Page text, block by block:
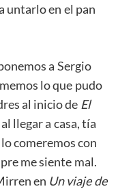
untarlo en el pan
a Sergio
lo que pudo
al inicio de El
llegar a casa, tía
comeremos con
me siente mal.
en Un viaje de